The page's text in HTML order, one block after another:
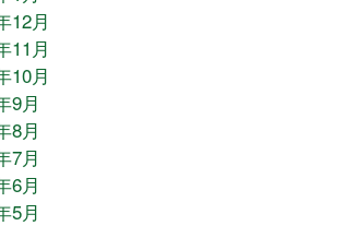
12月
11月
10月
9月
8月
7月
6月
5月